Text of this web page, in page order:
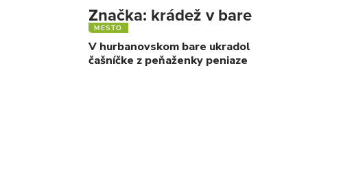
Značka: krádež v bare
MESTO
V hurbanovskom bare ukradol
čašníčke z peňaženky peniaze